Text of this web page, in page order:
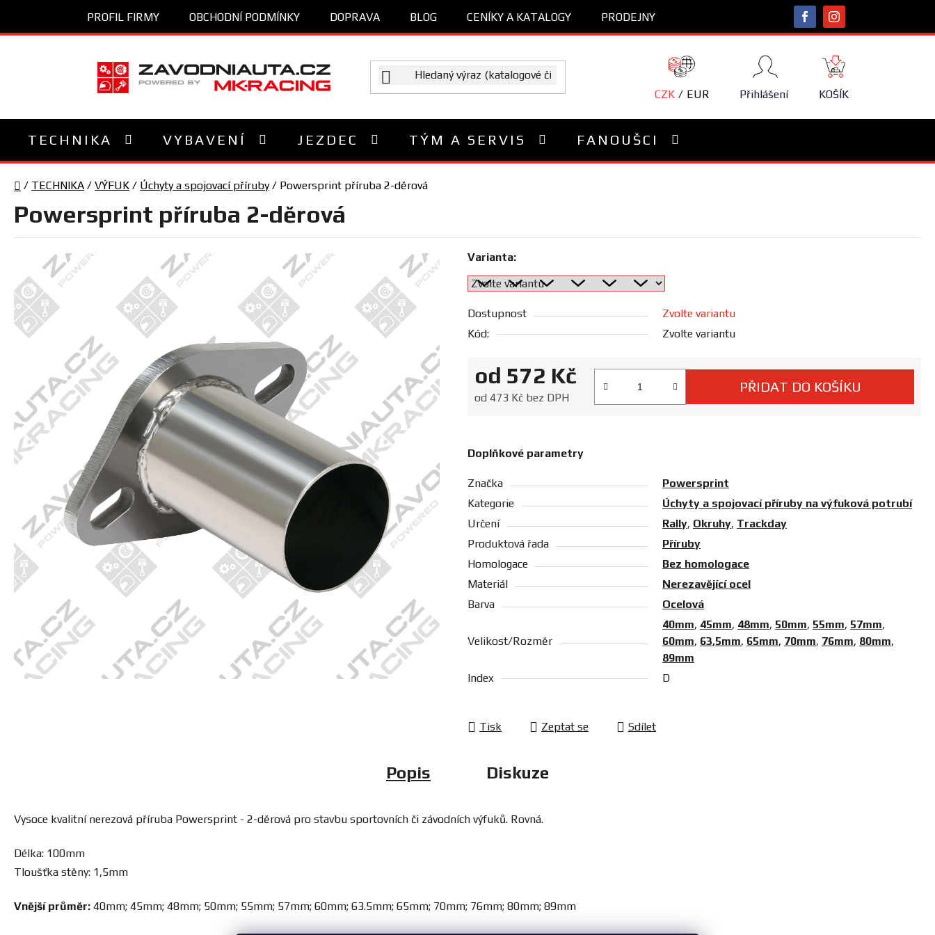
obsah
PROFIL FIRMY OBCHODNÍ PODMÍNKY DOPRAVA BLOG CENÍKY A KATALOGY PRODEJNY
CZK EUR Přihlášení
NÁKUPNÍ
KOŠÍK
KOŠÍK
TECHNIKA VYBAVENÍ JEZDEC TÝM A SERVIS FANOUŠCI
Domů
/ TECHNIKA / VÝFUK / Úchyty a spojovací příruby / Powersprint příruba 2-děrová
Powersprint příruba 2-děrová
Varianta:
Dostupnost
Zvolte variantu
Kód:
Zvolte variantu
od 572 Kč
od 473 Kč bez DPH
PŘIDAT DO KOŠÍKU
Doplňkové parametry
Značka
Powersprint
Kategorie
Úchyty a spojovací příruby na výfuková potrubí
Určení
Rally, Okruhy, Trackday
Produktová řada
Příruby
Homologace
Bez homologace
Materiál
Nerezavějící ocel
Barva
Ocelová
Velikost/Rozměr
40mm, 45mm, 48mm, 50mm, 55mm, 57mm,
60mm, 63,5mm, 65mm, 70mm, 76mm, 80mm,
89mm
Index
D
Tisk Zeptat se Sdílet
Popis Diskuze
Vysoce kvalitní nerezová příruba Powersprint - 2-děrová pro stavbu sportovních či závodních výfuků. Rovná.
Délka: 100mm
Tloušťka stěny: 1,5mm
Vnější průměr: 40mm; 45mm; 48mm; 50mm; 55mm; 57mm; 60mm; 63.5mm; 65mm; 70mm; 76mm; 80mm; 89mm